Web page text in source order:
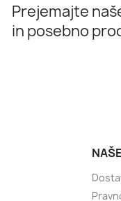
Prejemajte
in posebno